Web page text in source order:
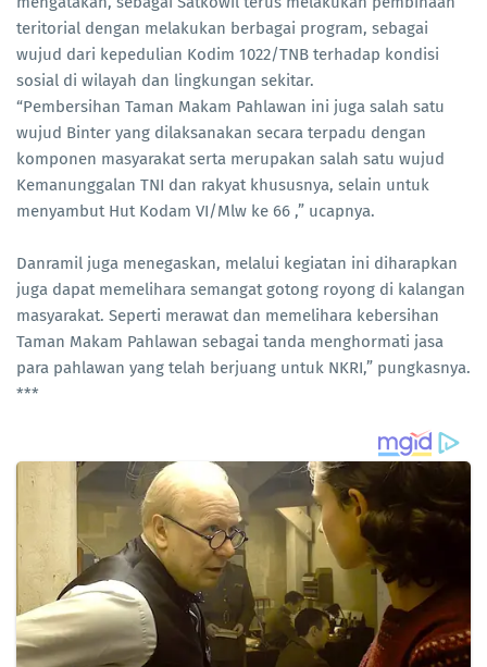
teritorial dengan melakukan berbagai program, sebagai
wujud dari kepedulian Kodim 1022/TNB terhadap kondisi
sosial di wilayah dan lingkungan sekitar.
“Pembersihan Taman Makam Pahlawan ini juga salah satu
wujud Binter yang dilaksanakan secara terpadu dengan
komponen masyarakat serta merupakan salah satu wujud
Kemanunggalan TNI dan rakyat khususnya, selain untuk
menyambut Hut Kodam VI/Mlw ke 66 ,” ucapnya.
Danramil juga menegaskan, melalui kegiatan ini diharapkan
juga dapat memelihara semangat gotong royong di kalangan
masyarakat. Seperti merawat dan memelihara kebersihan
Taman Makam Pahlawan sebagai tanda menghormati jasa
para pahlawan yang telah berjuang untuk NKRI,” pungkasnya.
***